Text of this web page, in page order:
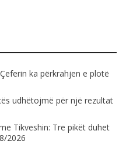
ka përkrahjen e plotë
udhëtojmë për një rezultat
Tikveshin: Tre pikët duhet
2026